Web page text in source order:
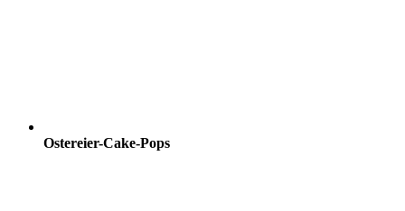
Ostereier-Cake-Pops